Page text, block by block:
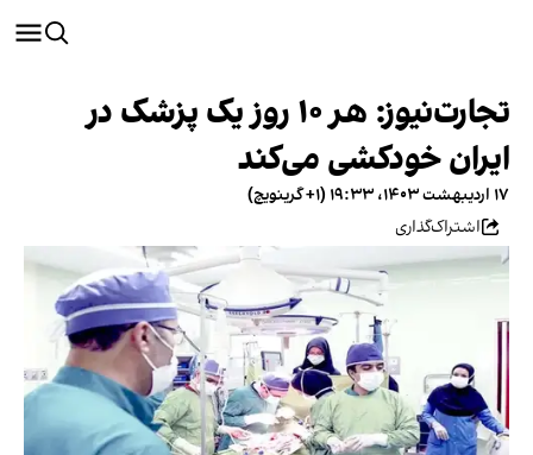
تجارت‌نیوز: هر ۱۰ روز یک پزشک در
ایران خودکشی می‌کند
۱۷ اردیبهشت ۱۴۰۳، ۱۹:۳۳ (‎+۱ گرینویچ)
اشتراک‌گذاری